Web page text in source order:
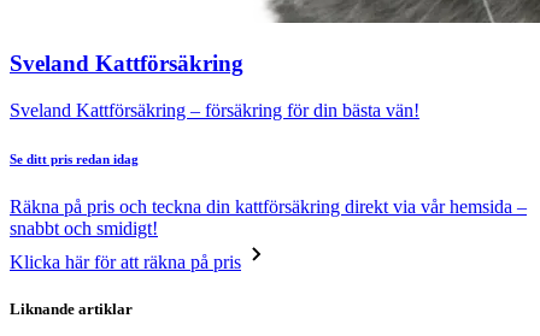
Sveland Kattförsäkring
Sveland Kattförsäkring – försäkring för din bästa vän!
Se ditt pris redan idag
Räkna på pris och teckna din kattförsäkring direkt via vår hemsida –
snabbt och smidigt!
Klicka här för att räkna på pris
Liknande artiklar